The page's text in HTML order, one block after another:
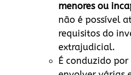
menores ou
não é possível
requisitos do
extrajudicial.
É conduzido